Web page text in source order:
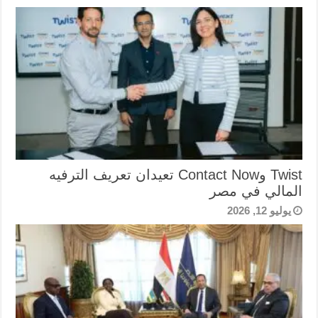
Twist وContact Now تعيدان تعريف الترفيه
المالي في مصر
يوليو 12, 2026